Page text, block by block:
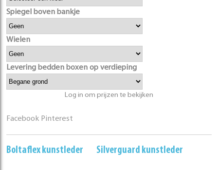
Spiegel boven bankje
Wielen
Levering bedden boxen op verdieping
Log in om prijzen te bekijken
Facebook Pinterest
Boltaflex kunstleder Silverguard kunstleder